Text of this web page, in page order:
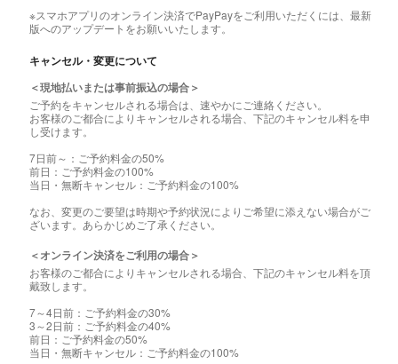
※スマホアプリのオンライン決済でPayPayをご利用いただくには、最新
版へのアップデートをお願いいたします。
キャンセル・変更について
＜現地払いまたは事前振込の場合＞
ご予約をキャンセルされる場合は、速やかにご連絡ください。
お客様のご都合によりキャンセルされる場合、下記のキャンセル料を申
し受けます。
7日前～：ご予約料金の50%
前日：ご予約料金の100%
当日・無断キャンセル：ご予約料金の100%
なお、変更のご要望は時期や予約状況によりご希望に添えない場合がご
ざいます。あらかじめご了承ください。
＜オンライン決済をご利用の場合＞
お客様のご都合によりキャンセルされる場合、下記のキャンセル料を頂
戴致します。
7～4日前：ご予約料金の30%
3～2日前：ご予約料金の40%
前日：ご予約料金の50%
当日・無断キャンセル：ご予約料金の100%